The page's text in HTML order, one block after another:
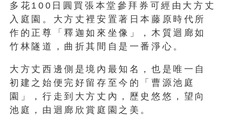
多花100日圓買張本堂參拜券可經由大方丈
入庭園。大方丈裡安置著日本藤原時代所
作的正尊「釋迦如來坐像」，木質迴廊如
竹林隧道，曲折其間自是一番淨心。
大方丈西邊側是境內最知名，也是唯一自
初建之始便完好留存至今的「曹源池庭
園」，行走到大方丈內，歷史悠悠，望向
池庭，由迴廊欣賞庭園之美。